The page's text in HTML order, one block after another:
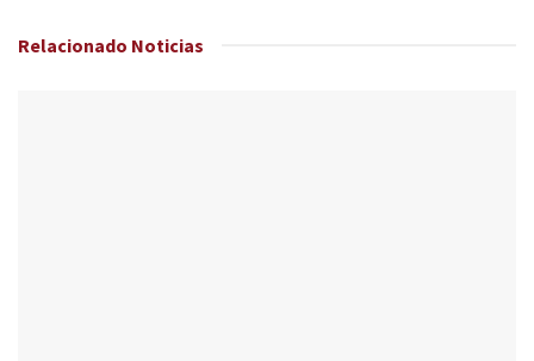
Relacionado Noticias